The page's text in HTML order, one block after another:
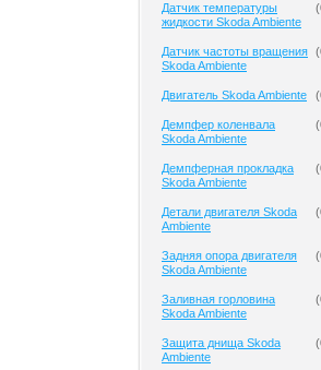
Датчик температуры
жидкости Skoda Ambiente
(
Датчик частоты вращения
Skoda Ambiente
(
Двигатель Skoda Ambiente (
Демпфер коленвала
Skoda Ambiente
(
Демпферная прокладка
Skoda Ambiente
(
Детали двигателя Skoda
Ambiente
(
Задняя опора двигателя
Skoda Ambiente
(
Заливная горловина
Skoda Ambiente
(
Защита днища Skoda
Ambiente
(